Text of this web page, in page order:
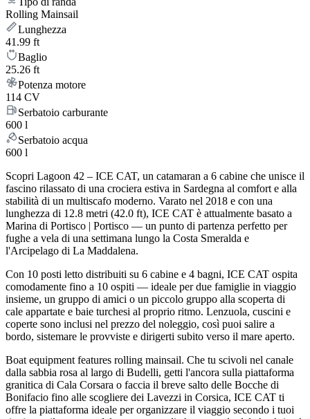
Rolling Mainsail
Lunghezza
41.99 ft
Baglio
25.26 ft
Potenza motore
114 CV
Serbatoio carburante
600 l
Serbatoio acqua
600 l
Scopri Lagoon 42 – ICE CAT, un catamaran a 6 cabine che unisce il
fascino rilassato di una crociera estiva in Sardegna al comfort e alla
stabilità di un multiscafo moderno. Varato nel 2018 e con una
lunghezza di 12.8 metri (42.0 ft), ICE CAT è attualmente basato a
Marina di Portisco | Portisco — un punto di partenza perfetto per
fughe a vela di una settimana lungo la Costa Smeralda e
l'Arcipelago di La Maddalena.
Con 10 posti letto distribuiti su 6 cabine e 4 bagni, ICE CAT ospita
comodamente fino a 10 ospiti — ideale per due famiglie in viaggio
insieme, un gruppo di amici o un piccolo gruppo alla scoperta di
cale appartate e baie turchesi al proprio ritmo. Lenzuola, cuscini e
coperte sono inclusi nel prezzo del noleggio, così puoi salire a
bordo, sistemare le provviste e dirigerti subito verso il mare aperto.
Boat equipment features rolling mainsail. Che tu scivoli nel canale
dalla sabbia rosa al largo di Budelli, getti l'ancora sulla piattaforma
granitica di Cala Corsara o faccia il breve salto delle Bocche di
Bonifacio fino alle scogliere dei Lavezzi in Corsica, ICE CAT ti
offre la piattaforma ideale per organizzare il viaggio secondo i tuoi